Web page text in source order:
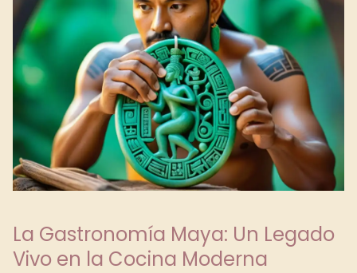
La Gastronomía Maya: Un Legado
Vivo en la Cocina Moderna